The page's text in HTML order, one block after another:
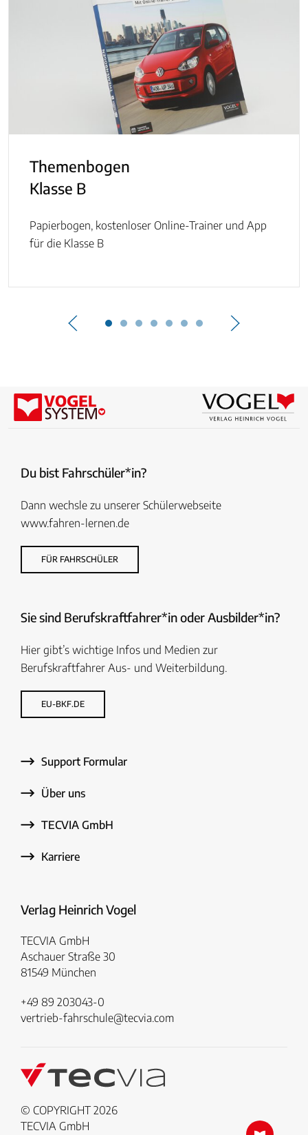
Themenbogen
Klasse B
Papierbogen, kostenloser Online-Trainer und App
für die Klasse B
Du bist Fahrschüler*in?
Dann wechsle zu unserer Schülerwebseite
www.fahren-lernen.de
FÜR FAHRSCHÜLER
Sie sind Berufskraftfahrer*in oder Ausbilder*in?
Hier gibt’s wichtige Infos und Medien zur
Berufskraftfahrer Aus- und Weiterbildung.
EU-BKF.DE
Support Formular
Über uns
TECVIA GmbH
Karriere
Verlag Heinrich Vogel
TECVIA GmbH
Aschauer Straße 30
81549 München
+49 89 203043-0
vertrieb-fahrschule@tecvia.com
© COPYRIGHT 2026
TECVIA GmbH